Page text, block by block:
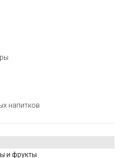
напитков
и фрукты